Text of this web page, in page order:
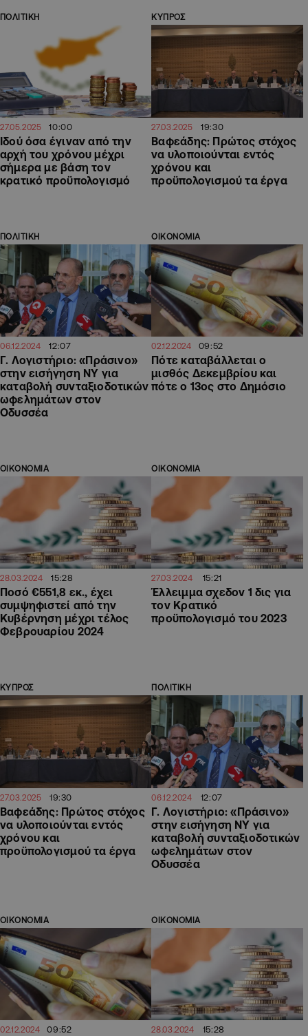
ΠΟΛΙΤΙΚΗ
27.05.2025 10:00
Ιδού όσα έγιναν από την
αρχή του χρόνου μέχρι
σήμερα με βάση τον
κρατικό προϋπολογισμό
ΚΥΠΡΟΣ
27.03.2025 19:30
Βαφεάδης: Πρώτος στόχος
να υλοποιούνται εντός
χρόνου και
προϋπολογισμού τα έργα
ΠΟΛΙΤΙΚΗ
06.12.2024 12:07
Γ. Λογιστήριο: «Πράσινο»
στην εισήγηση ΝΥ για
καταβολή συνταξιοδοτικών
ωφελημάτων στον
Οδυσσέα
ΟΙΚΟΝΟΜΙΑ
02.12.2024 09:52
Πότε καταβάλλεται ο
μισθός Δεκεμβρίου και
πότε ο 13ος στο Δημόσιο
ΟΙΚΟΝΟΜΙΑ
28.03.2024 15:28
Ποσό €551,8 εκ., έχει
συμψηφιστεί από την
Κυβέρνηση μέχρι τέλος
Φεβρουαρίου 2024
ΟΙΚΟΝΟΜΙΑ
27.03.2024 15:21
Έλλειμμα σχεδον 1 δις για
τον Κρατικό
προϋπολογισμό του 2023
ΚΥΠΡΟΣ
27.03.2025 19:30
Βαφεάδης: Πρώτος στόχος
να υλοποιούνται εντός
χρόνου και
προϋπολογισμού τα έργα
ΠΟΛΙΤΙΚΗ
06.12.2024 12:07
Γ. Λογιστήριο: «Πράσινο»
στην εισήγηση ΝΥ για
καταβολή συνταξιοδοτικών
ωφελημάτων στον
Οδυσσέα
ΟΙΚΟΝΟΜΙΑ
02.12.2024 09:52
ΟΙΚΟΝΟΜΙΑ
28.03.2024 15:28